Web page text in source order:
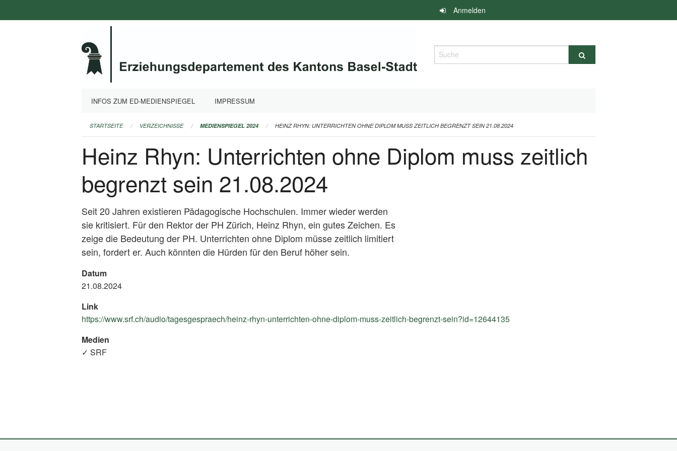
überspringen
Anmelden
Suche
INFOS ZUM ED-MEDIENSPIEGEL IMPRESSUM
STARTSEITE VERZEICHNISSE MEDIENSPIEGEL 2024 HEINZ RHYN: UNTERRICHTEN OHNE DIPLOM MUSS ZEITLICH BEGRENZT SEIN 21.08.2024
Heinz Rhyn: Unterrichten ohne Diplom muss zeitlich
begrenzt sein 21.08.2024
Seit 20 Jahren existieren Pädagogische Hochschulen. Immer wieder werden
sie kritisiert. Für den Rektor der PH Zürich, Heinz Rhyn, ein gutes Zeichen. Es
zeige die Bedeutung der PH. Unterrichten ohne Diplom müsse zeitlich limitiert
sein, fordert er. Auch könnten die Hürden für den Beruf höher sein.
Datum
21.08.2024
Link
https://www.srf.ch/audio/tagesgespraech/heinz-rhyn-unterrichten-ohne-diplom-muss-zeitlich-begrenzt-sein?id=12644135
Medien
✓ SRF